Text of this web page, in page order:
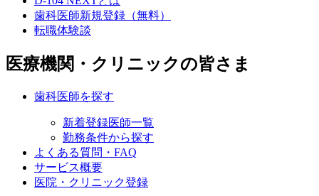
歯科医師新規登録（無料）
転職体験談
医療機関・クリニックの皆さま
歯科医師を探す
新着登録医師一覧
勤務条件から探す
よくある質問・FAQ
サービス概要
医院・クリニック登録